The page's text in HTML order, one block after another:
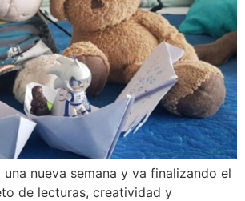
una nueva semana y va finalizando el
de lecturas, creatividad y